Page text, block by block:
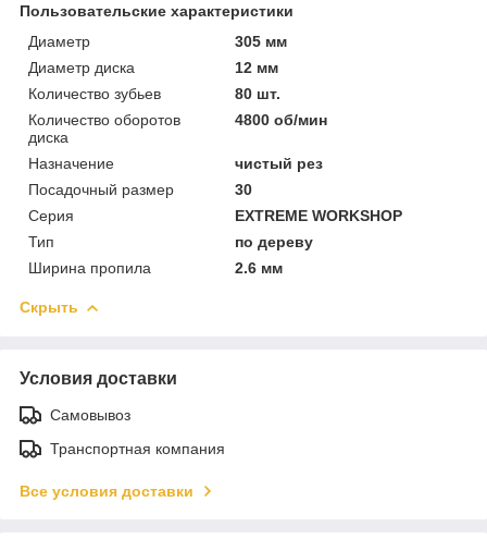
Пользовательские характеристики
Диаметр
305 мм
Диаметр диска
12 мм
Количество зубьев
80 шт.
Количество оборотов
диска
4800 об/мин
Назначение
чистый рез
Посадочный размер
30
Серия
EXTREME WORKSHOP
Тип
по дереву
Ширина пропила
2.6 мм
Скрыть
Условия доставки
Самовывоз
Транспортная компания
Все условия доставки